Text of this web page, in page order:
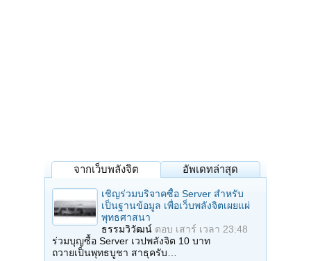
จากเว็บพลังจิต อัพเดทล่าสุด
เชิญร่วมบริจาคซื้อ Server สำหรับ
เป็นฐานข้อมูล เพื่อเว็บพลังจิตเผยแผ่
พุทธศาสนา
ธรรมวิวัฒน์ ตอบ เสาร์ เวลา 23:48
ร่วมบุญซื้อ Server เวปพลังจิต 10 บาท
ถวายเป็นพุทธบูชา สาธุครับ…